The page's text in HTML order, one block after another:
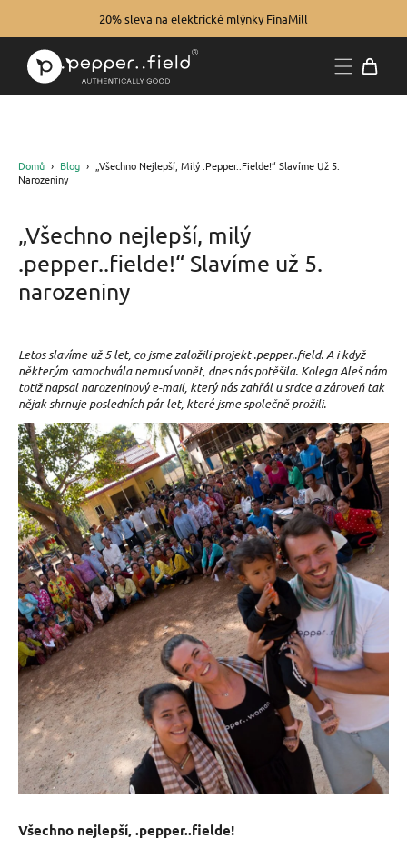
20% sleva na elektrické mlýnky FinaMill
Domů › Blog ›
„Všechno Nejlepší, Milý .pepper..fielde!“ Slavíme Už 5.
Narozeniny
„Všechno nejlepší, milý
.pepper..fielde!“ Slavíme už 5.
narozeniny
Letos slavíme už 5 let, co jsme založili projekt .pepper..field. A i když
některým samochvála nemusí vonět, dnes nás potěšila. Kolega Aleš nám
totiž napsal narozeninový e-mail, který nás zahřál u srdce a zároveň tak
nějak shrnuje posledních pár let, které jsme společně prožili.
Všechno nejlepší, .pepper..fielde!